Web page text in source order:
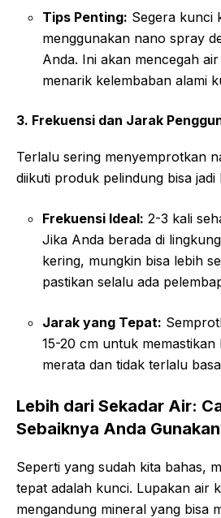
Tips Penting: Segera kunci
menggunakan nano spray
Anda. Ini akan mencegah
menarik kelembaban alami
3. Frekuensi dan Jarak
Terlalu sering menyemprotkan
diikuti produk pelindung bisa jadi
Frekuensi Ideal: 2-3 kali
Jika Anda berada di
kering, mungkin bisa lebih
pastikan selalu ada
Jarak yang Tepat:
15-20 cm untuk
merata dan tidak terlalu
Lebih dari Sekadar Air:
Sebaiknya Anda
Seperti yang sudah kita bahas,
tepat adalah kunci. Lupakan air
mengandung mineral yang bisa